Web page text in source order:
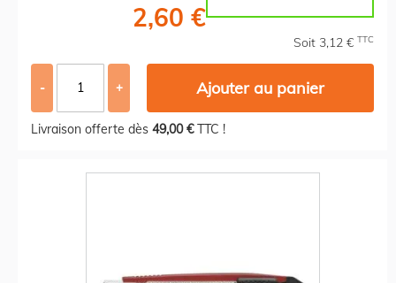
2,60 €
Soit 3,12 € TTC
- + Ajouter au panier
Livraison offerte dès 49,00 €TTC !